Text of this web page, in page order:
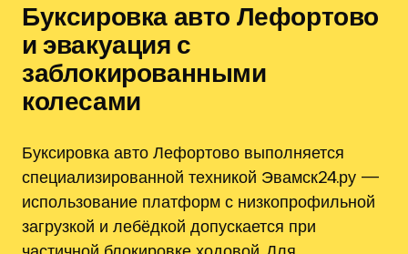
Буксировка авто Лефортово
и эвакуация с
заблокированными
колесами
Буксировка авто Лефортово выполняется
специализированной техникой Эвамск24.ру —
использование платформ с низкопрофильной
загрузкой и лебёдкой допускается при